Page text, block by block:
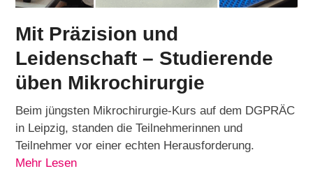
Mit Präzision und
Leidenschaft – Studierende
üben Mikrochirurgie
Beim jüngsten Mikrochirurgie-Kurs auf dem DGPRÄC
in Leipzig, standen die Teilnehmerinnen und
Teilnehmer vor einer echten Herausforderung.
Mehr Lesen